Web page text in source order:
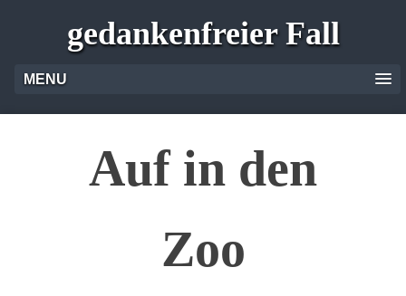
gedankenfreier Fall
MENU
Auf in den
Zoo